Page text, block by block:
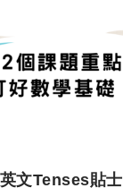
文Tenses貼士